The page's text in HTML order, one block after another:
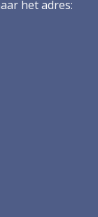
het adres: